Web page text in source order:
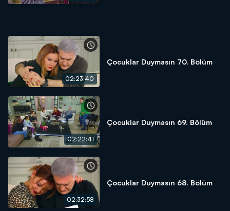
02:23:40
Çocuklar Duymasın 70. Bölüm
02:22:41
Çocuklar Duymasın 69. Bölüm
02:32:58
Çocuklar Duymasın 68. Bölüm